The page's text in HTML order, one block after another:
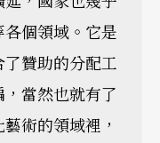
個領域。它是
贊助的分配工
當然也就有了
術的領域裡，